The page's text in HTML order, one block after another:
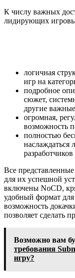
К числу важных
лидирующих
логичная
игр на
подробное
сюжет,
другие
огромная,
возможность
полностью
Все
для их успешной
включены NoCD,
удобный формат
возможность
позволяет сделать
Возможно вам
требования
игру?